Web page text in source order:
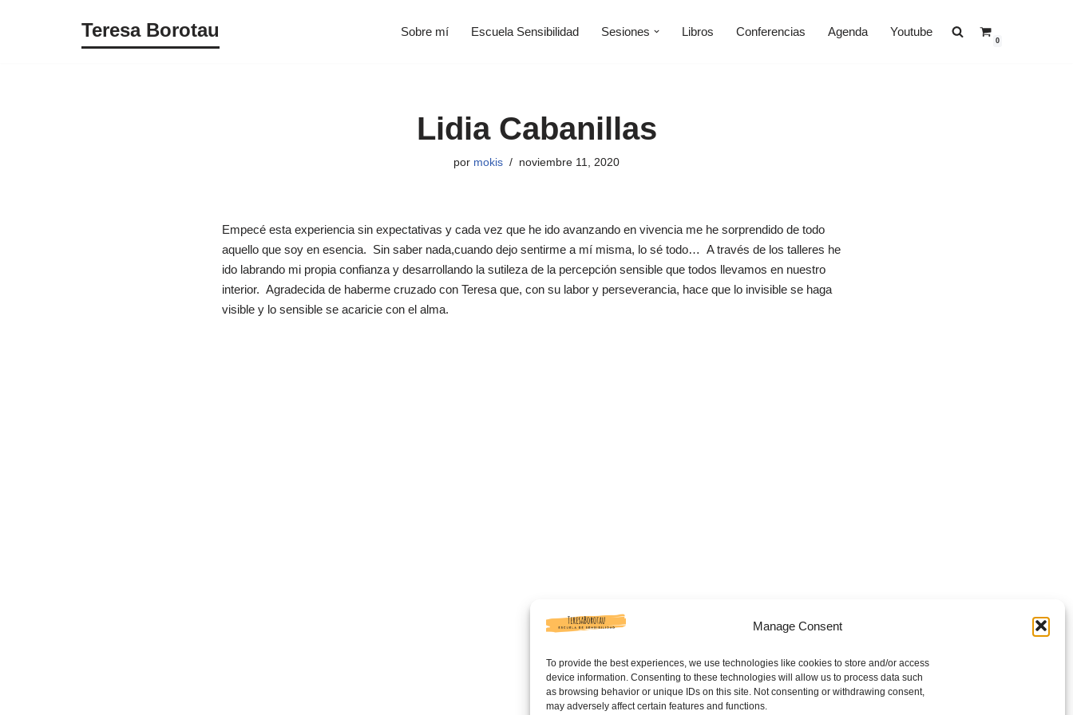
Manage Consent
To provide the best experiences, we use technologies like cookies to store and/or access
device information. Consenting to these technologies will allow us to process data such
as browsing behavior or unique IDs on this site. Not consenting or withdrawing consent,
may adversely affect certain features and functions.
Teresa Borotau Sobre mí Escuela Sensibilidad Sesiones Libros Conferencias Agenda Youtube
0
Lidia Cabanillas
por mokis noviembre 11, 2020
Empecé esta experiencia sin expectativas y cada vez que he ido avanzando en vivencia me he sorprendido de todo
aquello que soy en esencia. Sin saber nada,cuando dejo sentirme a mí misma, lo sé todo… A través de los talleres he
ido labrando mi propia confianza y desarrollando la sutileza de la percepción sensible que todos llevamos en nuestro
interior. Agradecida de haberme cruzado con Teresa que, con su labor y perseverancia, hace que lo invisible se haga
visible y lo sensible se acaricie con el alma.